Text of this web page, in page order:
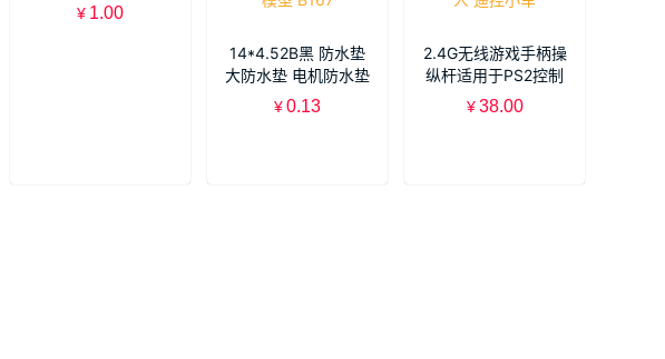
¥ 1.00
14*4.52B黑 防水垫
大防水垫 电机防水垫
改良版 学生DIY 模型
¥0.13
2.4G无线游戏手柄操
纵杆适用于PS2控制
舵机控制机器人 遥控
¥ 38.00